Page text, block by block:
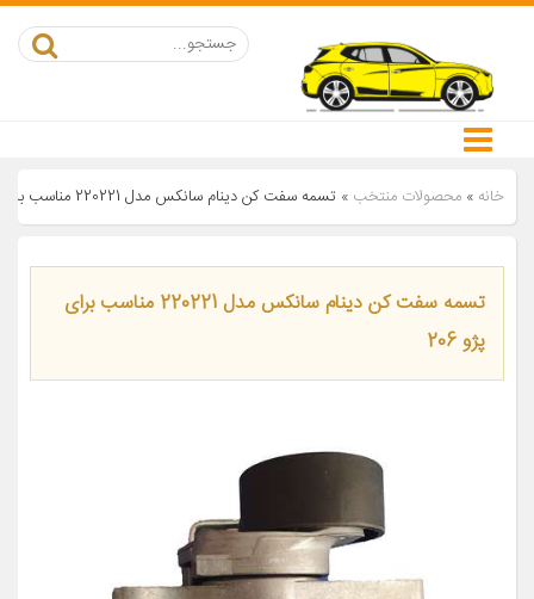
خانه » محصولات منتخب » تسمه سفت کن دینام سانکس مدل 220221 مناسب برای پژو 206
تسمه سفت کن دینام سانکس مدل 220221 مناسب برای
پژو 206